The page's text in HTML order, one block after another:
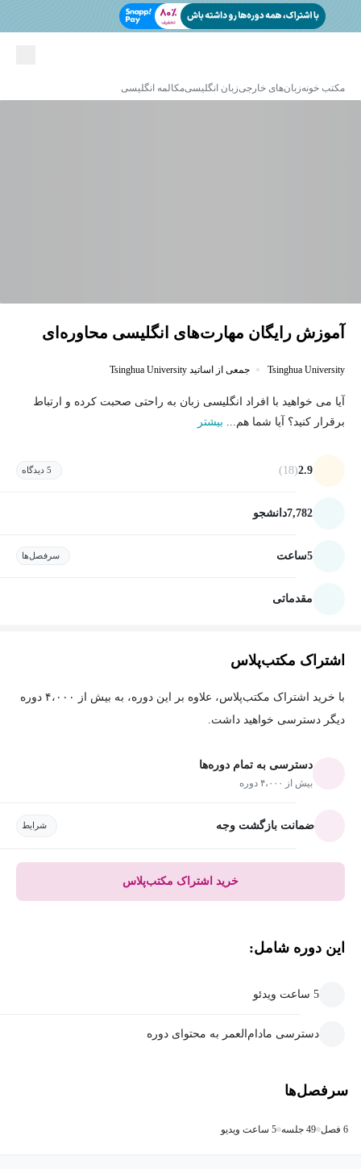
مکتب خونهزبان‌های خارجیزبان انگلیسیمکالمه انگلیسی
آموزش رایگان مهارت‌های انگلیسی محاوره‌ای
Tsinghua University جمعی از اساتید Tsinghua University
آیا می خواهید با افراد انگلیسی زبان به راحتی صحبت کرده و ارتباط
برقرار کنید؟ آیا شما هم... بیشتر
2.9
(18) 5 دیدگاه
7,782دانشجو
5ساعت سرفصل‌ها
مقدماتی
اشتراک مکتب‌پلاس
با خرید اشتراک مکتب‌پلاس، علاوه بر این دوره، به بیش از ۴،۰۰۰ دوره
دیگر دسترسی خواهید داشت.
دسترسی به تمام دوره‌ها
بیش از ۴،۰۰۰ دوره
ضمانت بازگشت وجه شرایط
خرید اشتراک مکتب‌پلاس
این دوره شامل:
5 ساعت ویدئو
دسترسی مادام‌العمر به محتوای دوره
سرفصل‌ها
6 فصل 49 جلسه 5 ساعت ویدیو